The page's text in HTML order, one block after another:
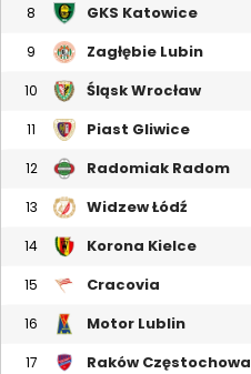
8 GKS Katowice
9 Zagłębie Lubin
10 Śląsk Wrocław
11 Piast Gliwice
12 Radomiak Radom
13 Widzew Łódź
14 Korona Kielce
15 Cracovia
16 Motor Lublin
17 Raków Częstochowa